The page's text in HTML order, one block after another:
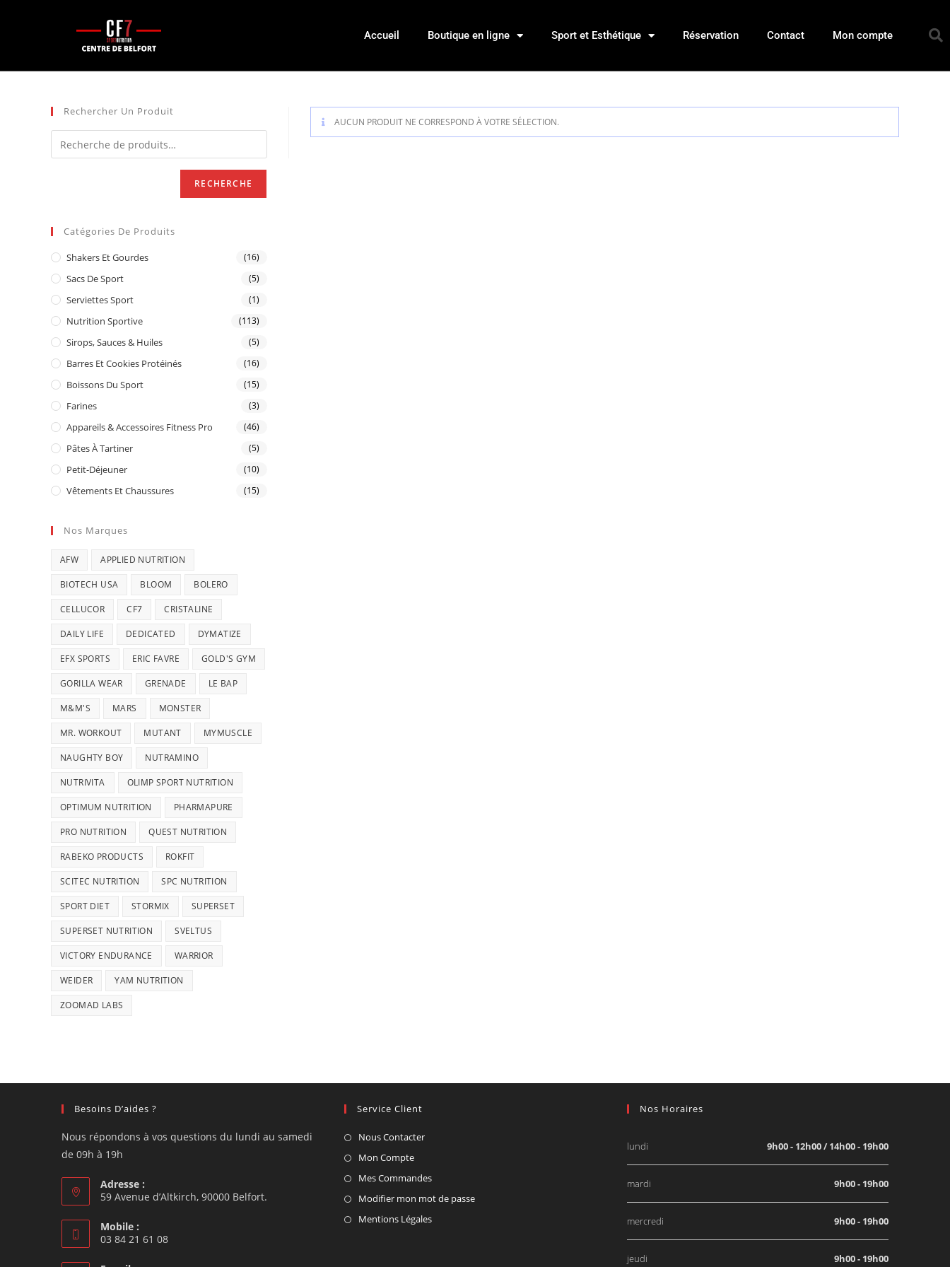
Accueil Boutique en ligne Sport et Esthétique Réservation Contact Mon compte
AUCUN PRODUIT NE CORRESPOND À VOTRE SÉLECTION.
Rechercher Un Produit
RECHERCHE
Catégories De Produits
Shakers Et Gourdes (16)
Sacs De Sport (5)
Serviettes Sport (1)
Nutrition Sportive (113)
Sirops, Sauces & Huiles (5)
Barres Et Cookies Protéinés (16)
Boissons Du Sport (15)
Farines (3)
Appareils & Accessoires Fitness Pro (46)
Pâtes À Tartiner (5)
Petit-Déjeuner (10)
Vêtements Et Chaussures (15)
Nos Marques
AFW APPLIED NUTRITION
BIOTECH USA BLOOM BOLERO
CELLUCOR CF7 CRISTALINE
DAILY LIFE DEDICATED DYMATIZE
EFX SPORTS ERIC FAVRE GOLD'S GYM
GORILLA WEAR GRENADE LE BAP
M&M'S MARS MONSTER
MR. WORKOUT MUTANT MYMUSCLE
NAUGHTY BOY NUTRAMINO
NUTRIVITA OLIMP SPORT NUTRITION
OPTIMUM NUTRITION PHARMAPURE
PRO NUTRITION QUEST NUTRITION
RABEKO PRODUCTS ROKFIT
SCITEC NUTRITION SPC NUTRITION
SPORT DIET STORMIX SUPERSET
SUPERSET NUTRITION SVELTUS
VICTORY ENDURANCE WARRIOR
WEIDER YAM NUTRITION
ZOOMAD LABS
Besoins D’aides ?
Nous répondons à vos questions du lundi au samedi
de 09h à 19h
Adresse :
59 Avenue d’Altkirch, 90000 Belfort.
Mobile :
03 84 21 61 08
Service Client
Nous Contacter
Mon Compte
Mes Commandes
Modifier mon mot de passe
Mentions Légales
Nos Horaires
lundi 9h00 - 12h00 / 14h00 - 19h00
mardi 9h00 - 19h00
mercredi 9h00 - 19h00
jeudi 9h00 - 19h00